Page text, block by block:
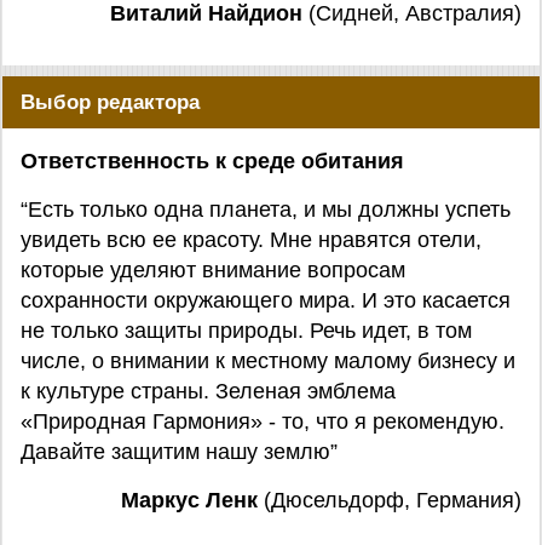
Виталий Найдион (Сидней, Австралия)
Выбор редактора
Ответственность к среде обитания
“Есть только одна планета, и мы должны успеть
увидеть всю ее красоту. Мне нравятся отели,
которые уделяют внимание вопросам
сохранности окружающего мира. И это касается
не только защиты природы. Речь идет, в том
числе, о внимании к местному малому бизнесу и
к культуре страны. Зеленая эмблема
«Природная Гармония» - то, что я рекомендую.
Давайте защитим нашу землю”
Маркус Ленк (Дюсельдорф, Германия)